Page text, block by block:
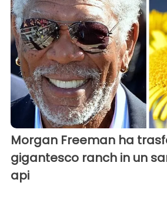
Morgan Freeman ha
gigantesco ranch in un
api